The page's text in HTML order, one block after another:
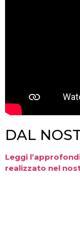
DAL
Leggi
realizzato nel